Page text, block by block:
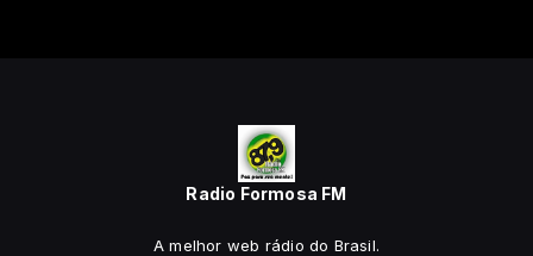
Radio Formosa FM
A melhor web rádio do Brasil.